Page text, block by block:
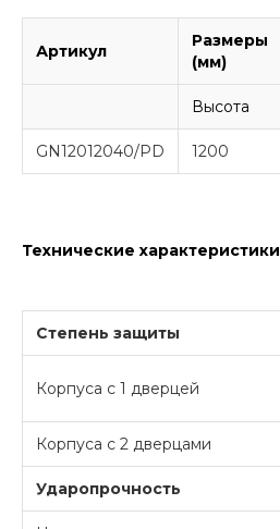
Артикул
Размеры
(мм)
Высота
GN12012040/PD 1200
Технические характеристики
Степень защиты
Корпуса с 1 дверцей
Корпуса с 2 дверцами
Ударопрочность